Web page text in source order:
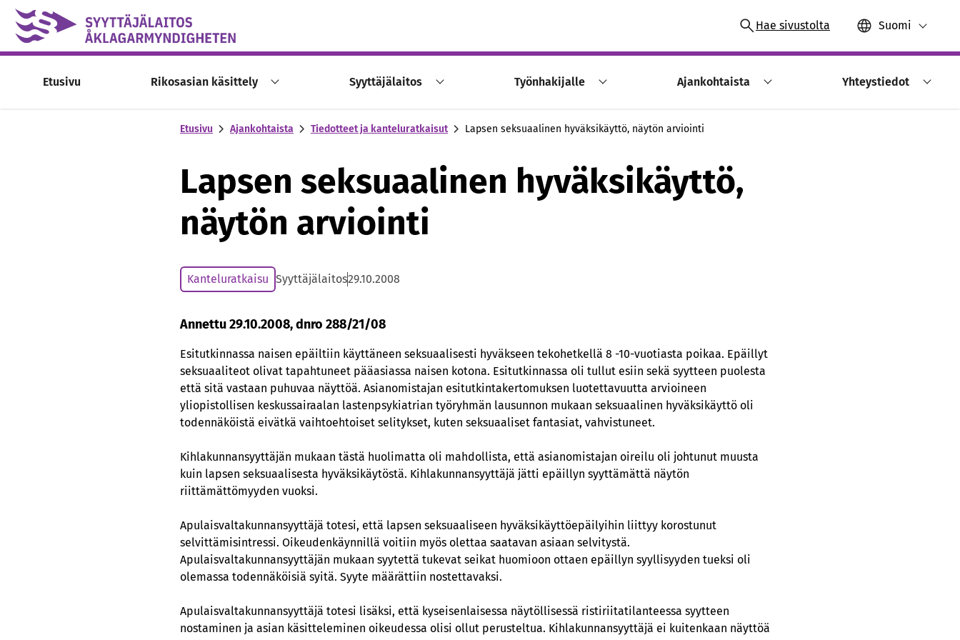
Skip to content -saavutettavuusohje
Hae sivustolta Suomi
Etusivu Rikosasian käsittely Syyttäjälaitos Työnhakijalle Ajankohtaista Yhteystiedot
Etusivu Ajankohtaista Tiedotteet ja kanteluratkaisut Lapsen seksuaalinen hyväksikäyttö, näytön arviointi
Lapsen seksuaalinen hyväksikäyttö,
näytön arviointi
Kanteluratkaisu Syyttäjälaitos29.10.2008
Annettu 29.10.2008, dnro 288/21/08
Esitutkinnassa naisen epäiltiin käyttäneen seksuaalisesti hyväkseen tekohetkellä 8 -10-vuotiasta poikaa. Epäillyt
seksuaaliteot olivat tapahtuneet pääasiassa naisen kotona. Esitutkinnassa oli tullut esiin sekä syytteen puolesta
että sitä vastaan puhuvaa näyttöä. Asianomistajan esitutkintakertomuksen luotettavuutta arvioineen
yliopistollisen keskussairaalan lastenpsykiatrian työryhmän lausunnon mukaan seksuaalinen hyväksikäyttö oli
todennäköistä eivätkä vaihtoehtoiset selitykset, kuten seksuaaliset fantasiat, vahvistuneet.
Kihlakunnansyyttäjän mukaan tästä huolimatta oli mahdollista, että asianomistajan oireilu oli johtunut muusta
kuin lapsen seksuaalisesta hyväksikäytöstä. Kihlakunnansyyttäjä jätti epäillyn syyttämättä näytön
riittämättömyyden vuoksi.
Apulaisvaltakunnansyyttäjä totesi, että lapsen seksuaaliseen hyväksikäyttöepäilyihin liittyy korostunut
selvittämisintressi. Oikeudenkäynnillä voitiin myös olettaa saatavan asiaan selvitystä.
Apulaisvaltakunnansyyttäjän mukaan syytettä tukevat seikat huomioon ottaen epäillyn syyllisyyden tueksi oli
olemassa todennäköisiä syitä. Syyte määrättiin nostettavaksi.
Apulaisvaltakunnansyyttäjä totesi lisäksi, että kyseisenlaisessa näytöllisessä ristiriitatilanteessa syytteen
nostaminen ja asian käsitteleminen oikeudessa olisi ollut perusteltua. Kihlakunnansyyttäjä ei kuitenkaan näyttöä